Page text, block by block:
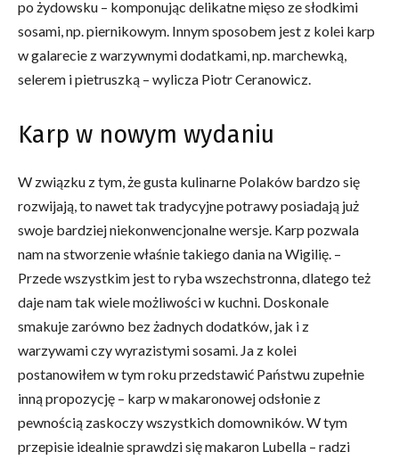
po żydowsku – komponując delikatne mięso ze słodkimi
sosami, np. piernikowym. Innym sposobem jest z kolei karp
w galarecie z warzywnymi dodatkami, np. marchewką,
selerem i pietruszką – wylicza Piotr Ceranowicz.
Karp w nowym wydaniu
W związku z tym, że gusta kulinarne Polaków bardzo się
rozwijają, to nawet tak tradycyjne potrawy posiadają już
swoje bardziej niekonwencjonalne wersje. Karp pozwala
nam na stworzenie właśnie takiego dania na Wigilię. –
Przede wszystkim jest to ryba wszechstronna, dlatego też
daje nam tak wiele możliwości w kuchni. Doskonale
smakuje zarówno bez żadnych dodatków, jak i z
warzywami czy wyrazistymi sosami. Ja z kolei
postanowiłem w tym roku przedstawić Państwu zupełnie
inną propozycję – karp w makaronowej odsłonie z
pewnością zaskoczy wszystkich domowników. W tym
przepisie idealnie sprawdzi się makaron Lubella – radzi